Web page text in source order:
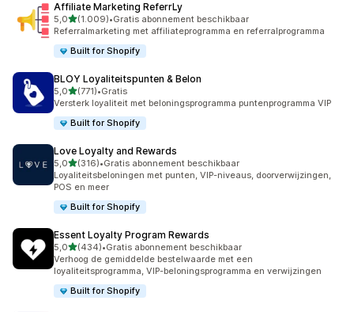
Affiliate Marketing ReferrLy
5,0van 5 sterren
(1.009)
1009 recensies in totaal
•Gratis abonnement beschikbaar
Referralmarketing met affiliateprogramma en referralprogramma
Built for Shopify
BLOY Loyaliteitspunten & Belon
5,0van 5 sterren
(771)
771 recensies in totaal
•Gratis
Versterk loyaliteit met beloningsprogramma puntenprogramma VIP
Built for Shopify
Love Loyalty and Rewards
5,0van 5 sterren
(316)
316 recensies in totaal
•Gratis abonnement beschikbaar
Loyaliteitsbeloningen met punten, VIP-niveaus, doorverwijzingen,
POS en meer
Built for Shopify
Essent Loyalty Program Rewards
5,0van 5 sterren
(434)
434 recensies in totaal
•Gratis abonnement beschikbaar
Verhoog de gemiddelde bestelwaarde met een
loyaliteitsprogramma, VIP-beloningsprogramma en verwijzingen
Built for Shopify